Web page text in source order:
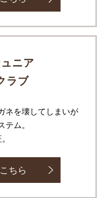
ニア
ラブ
ネを壊してしまいが
テム。
ちら